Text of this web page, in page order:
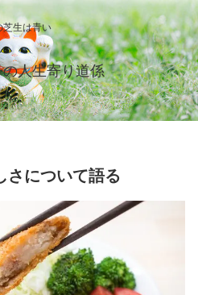
芝生は青い
人生寄り道係
さについて語る